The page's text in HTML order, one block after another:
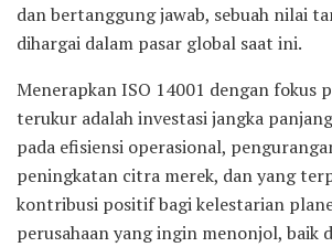
dan bertanggung jawab, sebuah nilai
dihargai dalam pasar global saat ini.
Menerapkan ISO 14001 dengan fokus
terukur adalah investasi jangka
pada efisiensi operasional,
peningkatan citra merek, dan yang
kontribusi positif bagi kelestarian
perusahaan yang ingin menonjol, baik